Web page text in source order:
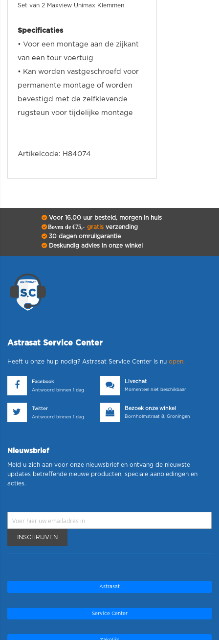
Set van 2 Maxview Unimax Klemmen
Specificaties
• Voor een montage aan de zijkant
van een tour voertuig
• Kan worden vastgeschroefd voor
permanente montage of worden
bevestigd met de zelfklevende
rugsteun voor tijdelijke montage
Artikelcode: H84074
Voor 16.00 uur besteld, morgen in huis
Boven de €75,- gratisverzending
30 dagen omruilgarantie
Deskundig advies in onze winkel
Astrasat Service Center
Heeft u onze hulp nodig? Astrasat Service Center is nu open.
Facebook
Antwoord binnen 1 dag
Livechat
Momenteel niet beschikbaar
Twitter
Antwoord binnen 1 dag
Bezoek onze winkel
Bornholmstraat 8, Groningen
Nieuwsbrief
Meld u zich aan voor onze nieuwsbrief en ontvang de nieuwste
updates betreffende nieuwe producten, speciale aanbiedingen en
acties.
INSCHRIJVEN
Astrasat
Service Center